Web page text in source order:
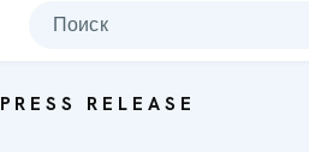
Поиск
PRESS RELEASE